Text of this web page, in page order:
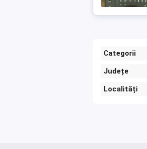
Categorii
Județe
Localități